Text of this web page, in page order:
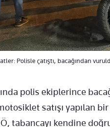
Polisle çatıştı, bacağından
polis ekiplerince
satışı yapılan
tabancayı kendine